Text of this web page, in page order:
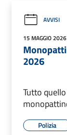
AVVISI
15 MAGGIO 2026
2026
Tutto
Polizia